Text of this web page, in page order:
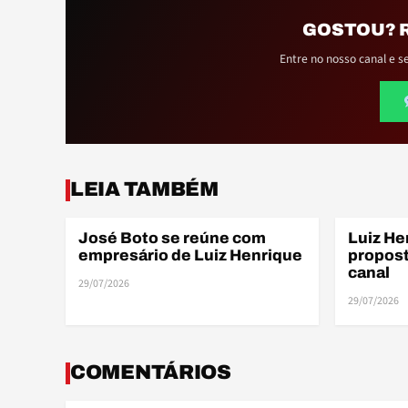
GOSTOU?
Entre no nosso canal e
LEIA TAMBÉMELE
ELENCO
José Boto se reúne com
empresário de Luiz Henrique
29/07/2026
ELENCO
Luiz
canal
29/07/2026
COMENTÁRIOS